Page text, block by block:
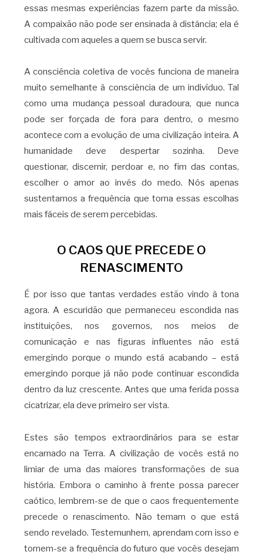
essas mesmas experiências fazem parte da missão.
A compaixão não pode ser ensinada à distância; ela é
cultivada com aqueles a quem se busca servir.
A consciência coletiva de vocês funciona de maneira
muito semelhante à consciência de um indivíduo. Tal
como uma mudança pessoal duradoura, que nunca
pode ser forçada de fora para dentro, o mesmo
acontece com a evolução de uma civilização inteira. A
humanidade deve despertar sozinha. Deve
questionar, discernir, perdoar e, no fim das contas,
escolher o amor ao invés do medo. Nós apenas
sustentamos a frequência que torna essas escolhas
mais fáceis de serem percebidas.
O CAOS QUE PRECEDE O
RENASCIMENTO
É por isso que tantas verdades estão vindo à tona
agora. A escuridão que permaneceu escondida nas
instituições, nos governos, nos meios de
comunicação e nas figuras influentes não está
emergindo porque o mundo está acabando – está
emergindo porque já não pode continuar escondida
dentro da luz crescente. Antes que uma ferida possa
cicatrizar, ela deve primeiro ser vista.
Estes são tempos extraordinários para se estar
encarnado na Terra. A civilização de vocês está no
limiar de uma das maiores transformações de sua
história. Embora o caminho à frente possa parecer
caótico, lembrem-se de que o caos frequentemente
precede o renascimento. Não temam o que está
sendo revelado. Testemunhem, aprendam com isso e
tornem-se a frequência do futuro que vocês desejam